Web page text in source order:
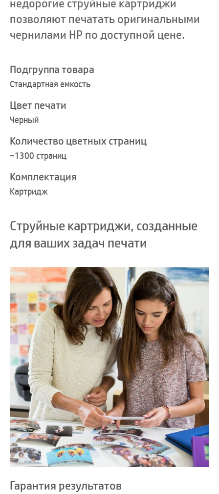
недорогие струйные картриджи
позволяют печатать оригинальными
чернилами HP по доступной цене.
Подгруппа товара
Стандартная емкость
Цвет печати
Черный
Количество цветных страниц
~1300 страниц
Комплектация
Картридж
Струйные картриджи, созданные
для ваших задач печати
Гарантия результатов